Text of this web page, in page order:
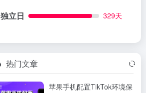
独立日 329天
热门文章
苹果手机配置TikTok环境保